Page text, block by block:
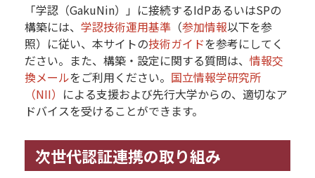
「学認（GakuNin）」に接続するIdPあるいはSPの
構築には、 学認技術運用基準（参加情報以下を参
照）に従い、本サイトの技術ガイドを参考にしてく
ださい。また、構築・設定に関する質問は、 情報交
換メールをご利用ください。 国立情報学研究所
（NII） による支援および先行大学からの、適切なア
ドバイスを受けることができます。
次世代認証連携の取り組み